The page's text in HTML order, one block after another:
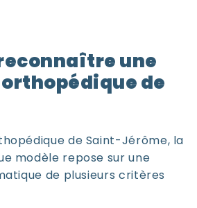
une
de
de Saint-Jérôme, la
modèle repose sur une
de plusieurs critères